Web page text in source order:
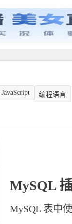
JavaScript 编程语言
MySQL
MySQL 表中